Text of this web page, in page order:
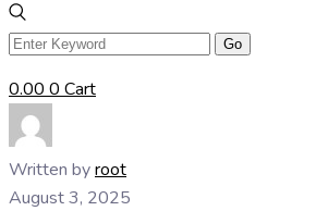
0.00 0 Cart
Written byroot
August 3, 2025